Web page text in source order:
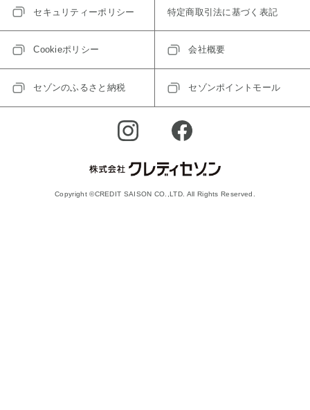
セキュリティーポリシー 特定商取引法に基づく表記
Cookieポリシー 会社概要
セゾンのふるさと納税 セゾンポイントモール
Copyright ©CREDIT SAISON CO.,LTD. All Rights Reserved.